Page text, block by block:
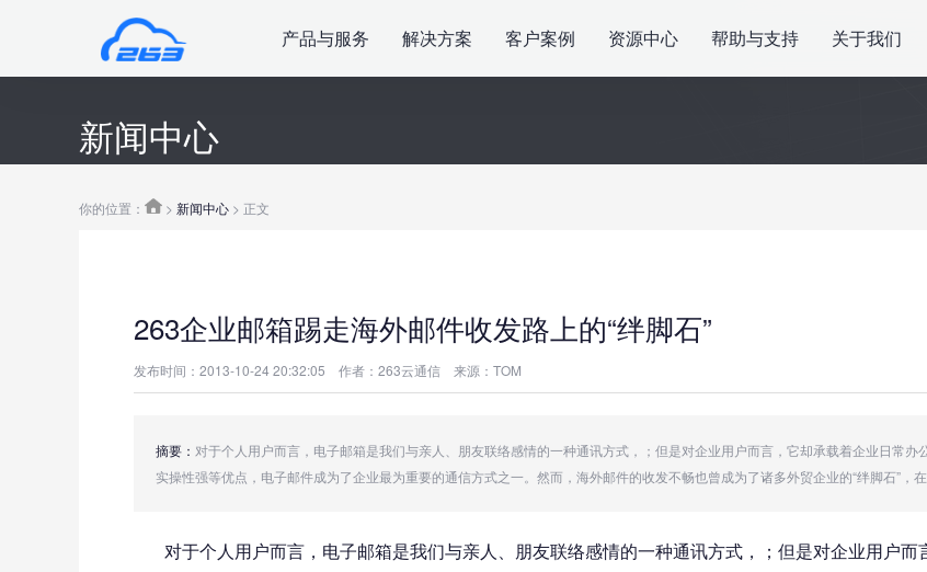
产品与服务 解决方案 客户案例 资源中心 帮助与支持 关于我们
你的位置： >新闻中心 > 正文
新闻中心
263企业邮箱踢走海外邮件收发路上的“绊脚石”
发布时间：2013-10-24 20:32:05 作者：263云通信 来源：TOM
摘要： 对于个人用户而言，电子邮箱是我们与亲人、朋友联络感情的一种通讯方式，；但是对企业用户而言，它却承载着企业日常办
实操性强等优点，电子邮件成为了企业最为重要的通信方式之一。然而，海外邮件的收发不畅也曾成为了诸多外贸企业的“绊脚石”，
对于个人用户而言，电子邮箱是我们与亲人、朋友联络感情的一种通讯方式，；但是对企业用户而